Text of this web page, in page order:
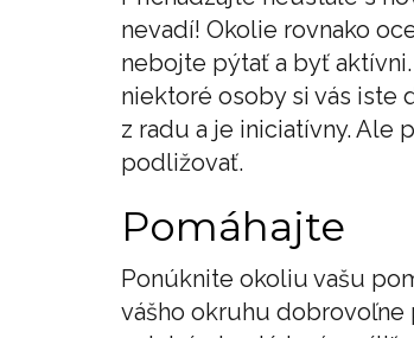
nevadí! Okolie rovnako
nebojte pýtať a byť
niektoré osoby si vás iste
z radu a je iniciatívny. Ale
podližovať.
Pomáhajte
Ponúknite okoliu vašu
vášho okruhu dobrovoľne